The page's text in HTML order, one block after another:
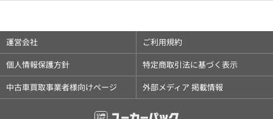
運営会社
ご利用規約
個人情報保護方針
特定商取引法に基づく表示
中古車買取事業者様向けページ
外部メディア 掲載情報